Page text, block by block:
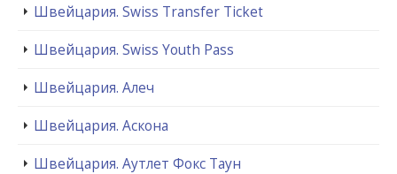
Швейцария. Swiss Transfer Ticket
Швейцария. Swiss Youth Pass
Швейцария. Алеч
Швейцария. Аскона
Швейцария. Аутлет Фокс Таун